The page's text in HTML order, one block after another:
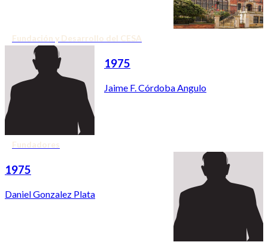
Fundación y Desarrollo del CESA
1975
Jaime F. Córdoba Angulo
Fundadores
1975
Daniel Gonzalez Plata